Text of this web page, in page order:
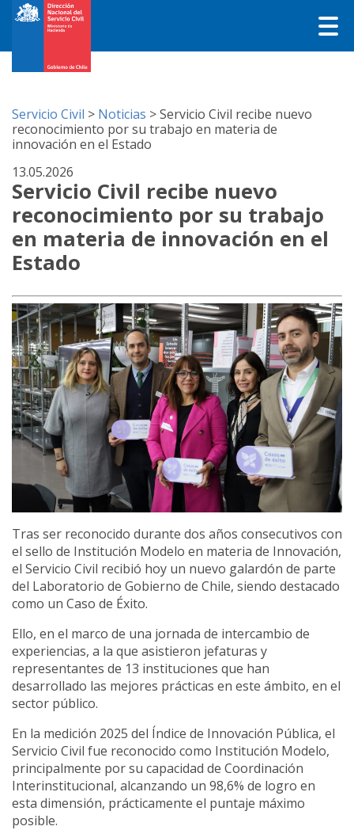
Servicio Civil > Noticias >Servicio Civil recibe nuevo
reconocimiento por su trabajo en materia de
innovación en el Estado
13.05.2026
Servicio Civil recibe nuevo
reconocimiento por su trabajo
en materia de innovación en el
Estado
Tras ser reconocido durante dos años consecutivos con
el sello de Institución Modelo en materia de Innovación,
el Servicio Civil recibió hoy un nuevo galardón de parte
del Laboratorio de Gobierno de Chile, siendo destacado
como un Caso de Éxito.
Ello, en el marco de una jornada de intercambio de
experiencias, a la que asistieron jefaturas y
representantes de 13 instituciones que han
desarrollado las mejores prácticas en este ámbito, en el
sector público.
En la medición 2025 del Índice de Innovación Pública, el
Servicio Civil fue reconocido como Institución Modelo,
principalmente por su capacidad de Coordinación
Interinstitucional, alcanzando un 98,6% de logro en
esta dimensión, prácticamente el puntaje máximo
posible.